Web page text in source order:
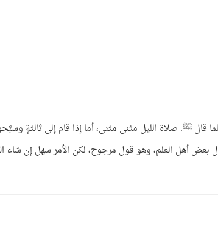
قال ﷺ: صلاة الليل مثنى مثنى، أما إذا قام إلى ثالثةٍ
بعض أهل العلم، وهو قول مرجوح، لكن الأمر سهل إن شاء